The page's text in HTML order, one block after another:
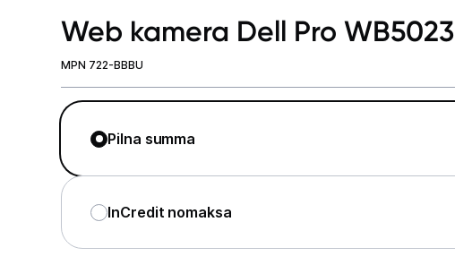
datori un piederumi
Web kamera Dell Pro WB5023
MPN 722-BBBU
Pilna summa
InCredit nomaksa